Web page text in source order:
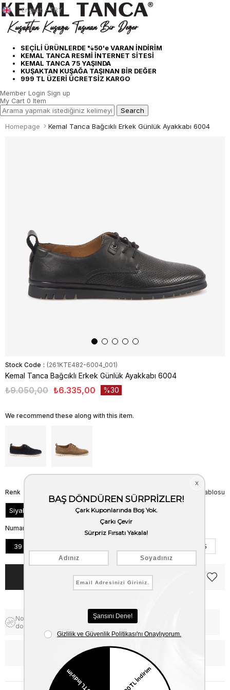
SEÇİLİ ÜRÜNLERDE %50'e VARAN İNDİRİM
KEMAL TANCA RESMİ İNTERNET SİTESİ
KEMAL TANCA 75 YAŞINDA
KUŞAKTAN KUŞAĞA TAŞINAN BİR DEĞER
999 TL ÜZERİ ÜCRETSİZ KARGO
English - TRY
Member Login Sign up
My Cart 0 Item
Homepage Kemal Tanca Bağcıklı Erkek Günlük Ayakkabı 6004
Stock Code (261KTE482-6004_001)
Kemal Tanca Bağcıklı Erkek Günlük Ayakkabı 6004
₺9.050,00 ₺6.335,00 30
We recommend these along with this item.
Beden Tablosu
Renk
Siyah
Numara
39 45
Notify me when the price goes
down
WhatsApp’tan Bilgi Al